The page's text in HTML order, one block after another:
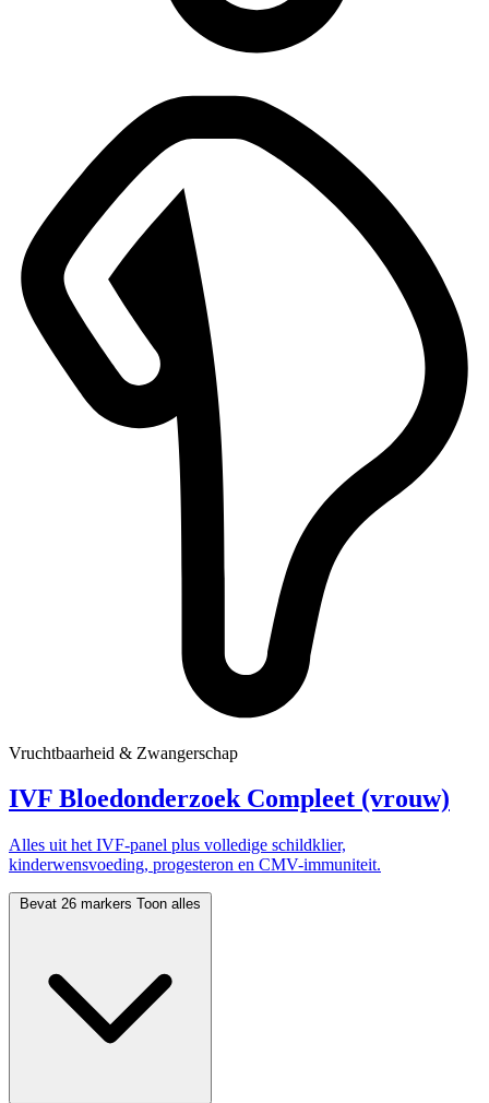
Vruchtbaarheid & Zwangerschap
IVF Bloedonderzoek Compleet (vrouw)
Alles uit het IVF-panel plus volledige schildklier,
kinderwensvoeding, progesteron en CMV-immuniteit.
Bevat 26 markers Toon alles